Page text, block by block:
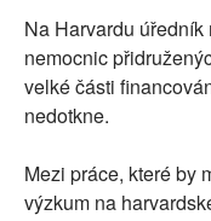
Na Harvardu
nemocnic
velké části
nedotkne.
Mezi práce, které by
výzkum na